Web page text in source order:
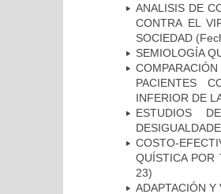
ANALISIS DE
CONTRA EL
SOCIEDAD
SEMIOLOGÍA
PACIENTES
INFERIOR DE
ESTUDIOS
COSTO-
QUÍSTICA POR
23)
ADAPTACIÓN